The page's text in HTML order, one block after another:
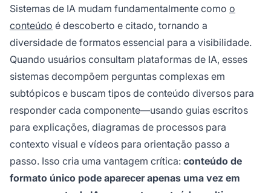
Sistemas de IA mudam fundamentalmente como o
conteúdo é descoberto e citado, tornando a
diversidade de formatos essencial para a visibilidade.
Quando usuários consultam plataformas de IA, esses
sistemas decompõem perguntas complexas em
subtópicos e buscam tipos de conteúdo diversos para
responder cada componente—usando guias escritos
para explicações, diagramas de processos para
contexto visual e vídeos para orientação passo a
passo. Isso cria uma vantagem crítica: conteúdo de
formato único pode aparecer apenas uma vez em